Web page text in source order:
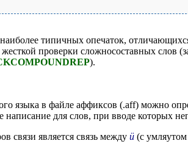
типичных опечаток,
проверки сложносоставных слов
).
языка в файле аффиксов (.aff) можно
для слов, при вводе которых
связи является связь между ü (с